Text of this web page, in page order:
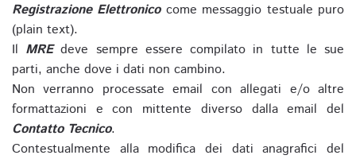
Registrazione Elettronicocome messaggio testuale puro
(plain text).
Il MREdeve sempre essere compilato in tutte le sue
parti, anche dove i dati non cambino.
Non verranno processate email con allegati e/o altre
formattazioni e con mittente diverso dalla email del
Contatto Tecnico.
Contestualmente alla modifica dei dati anagrafici del